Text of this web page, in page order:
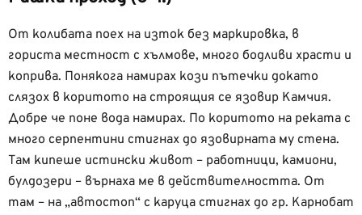
От колибата поех на изток без маркировка, в
гориста местност с хълмове, много бодливи храсти и
коприва. Понякога намирах кози пътечки докато
слязох в коритото на строящия се язовир Камчия.
Добре че поне вода намирах. По коритото на реката с
много серпентини стигнах до язовирната му стена.
Там кипеше истински живот – работници, камиони,
булдозери – върнаха ме в действителността. От
там – на „автостоп“ с каруца стигнах до гр. Карнобат